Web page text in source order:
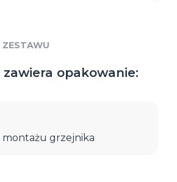
ZESTAWU
zawiera opakowanie:
grzejnika